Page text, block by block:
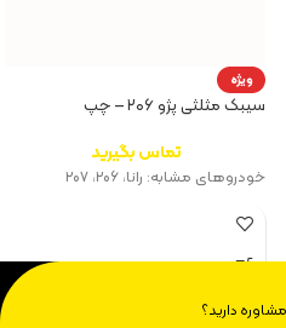
ویژه
سیبک مثلثی پژو ۲۰۶ – چپ
تماس بگیرید
خودروهای مشابه: رانا، ۲۰۶، ۲۰۷
مشاوره دارید؟